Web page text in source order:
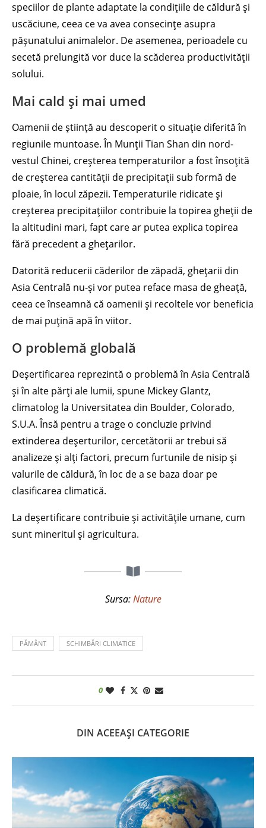
speciilor de plante adaptate la condițiile de căldură și
uscăciune, ceea ce va avea consecințe asupra
pășunatului animalelor. De asemenea, perioadele cu
secetă prelungită vor duce la scăderea productivității
solului.
Mai cald și mai umed
Oamenii de știință au descoperit o situație diferită în
regiunile muntoase. În Munții Tian Shan din nord-
vestul Chinei, creșterea temperaturilor a fost însoțită
de creșterea cantității de precipitații sub formă de
ploaie, în locul zăpezii. Temperaturile ridicate și
creșterea precipitațiilor contribuie la topirea gheții de
la altitudini mari, fapt care ar putea explica topirea
fără precedent a ghețarilor.
Datorită reducerii căderilor de zăpadă, ghețarii din
Asia Centrală nu-și vor putea reface masa de gheață,
ceea ce înseamnă că oamenii și recoltele vor beneficia
de mai puțină apă în viitor.
O problemă globală
Deșertificarea reprezintă o problemă în Asia Centrală
și în alte părți ale lumii, spune Mickey Glantz,
climatolog la Universitatea din Boulder, Colorado,
S.U.A. Însă pentru a trage o concluzie privind
extinderea deșerturilor, cercetătorii ar trebui să
analizeze și alți factori, precum furtunile de nisip și
valurile de căldură, în loc de a se baza doar pe
clasificarea climatică.
La deșertificare contribuie și activitățile umane, cum
sunt mineritul și agricultura.
Sursa:Nature
PĂMÂNT SCHIMBĂRI CLIMATICE
0
DIN ACEEAȘI CATEGORIE